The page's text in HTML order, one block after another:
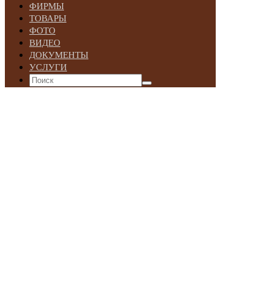
ФИРМЫ
ТОВАРЫ
ФОТО
ВИДЕО
ДОКУМЕНТЫ
УСЛУГИ